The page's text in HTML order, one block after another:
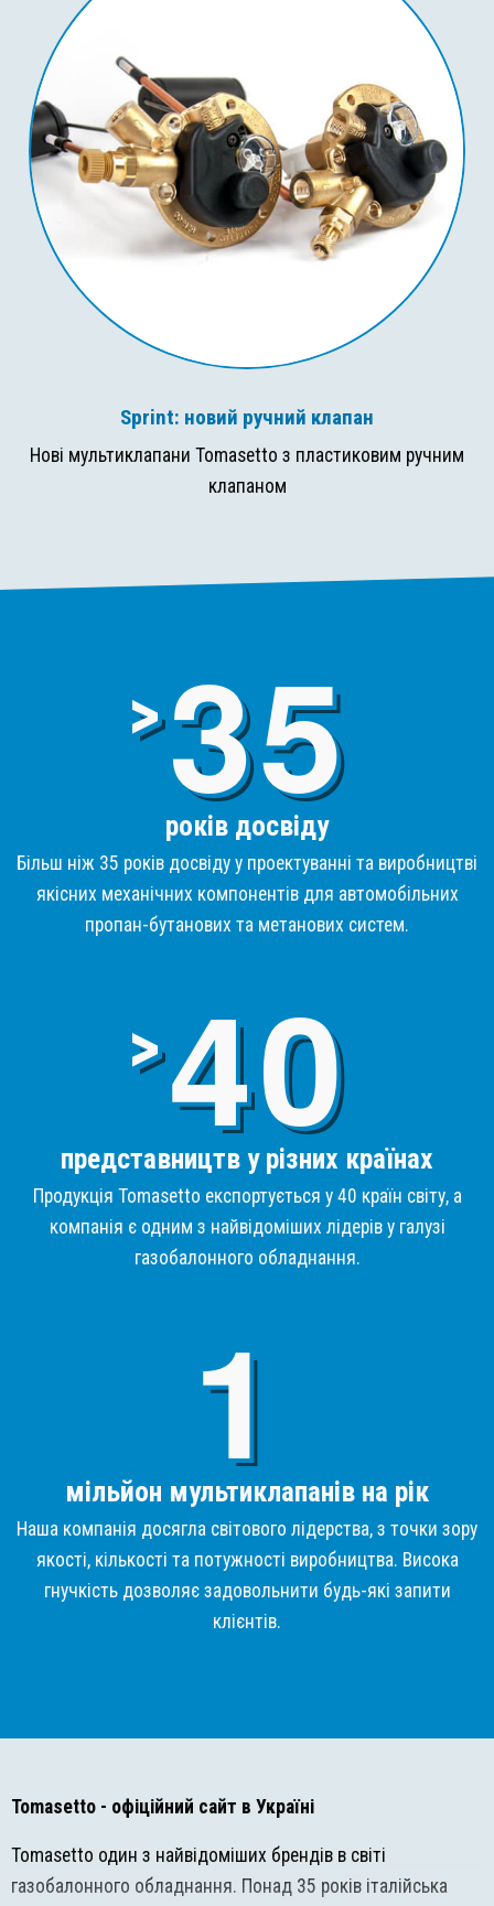
Sprint: новий ручний клапан
Нові мультиклапани Tomasetto з пластиковим ручним
клапаном
>3
років досвіду
Більш ніж 35 років досвіду у проектуванні та виробництві
якісних механічних компонентів для автомобільних
пропан-бутанових та метанових систем.
>4
представництв у різних країнах
Продукція Tomasetto експортується у 40 країн світу, а
компанія є одним з найвідоміших лідерів у галузі
газобалонного обладнання.
мільйон мультиклапанів на рік
Наша компанія досягла світового лідерства, з точки зору
якості, кількості та потужності виробництва. Висока
гнучкість дозволяє задовольнити будь-які запити
клієнтів.
Tomasetto - офіційний сайт в Україні
Tomasetto один з найвідоміших брендів в світі
газобалонного обладнання. Понад 35 років італійська